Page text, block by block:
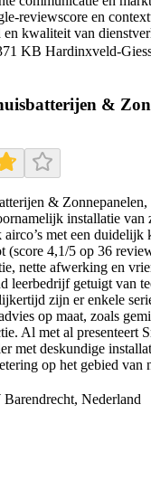
en
kwaliteit van
KB Hardinxveld-
&
& Zonnepanelen,
installatie van
met een duidelijk
(score 4,1/5 op 36
nette afwerking en
leerbedrijf getuigt van
zijn er enkele
op maat, zoals
Al met al presenteert
met deskundige
op het gebied van
Nederland